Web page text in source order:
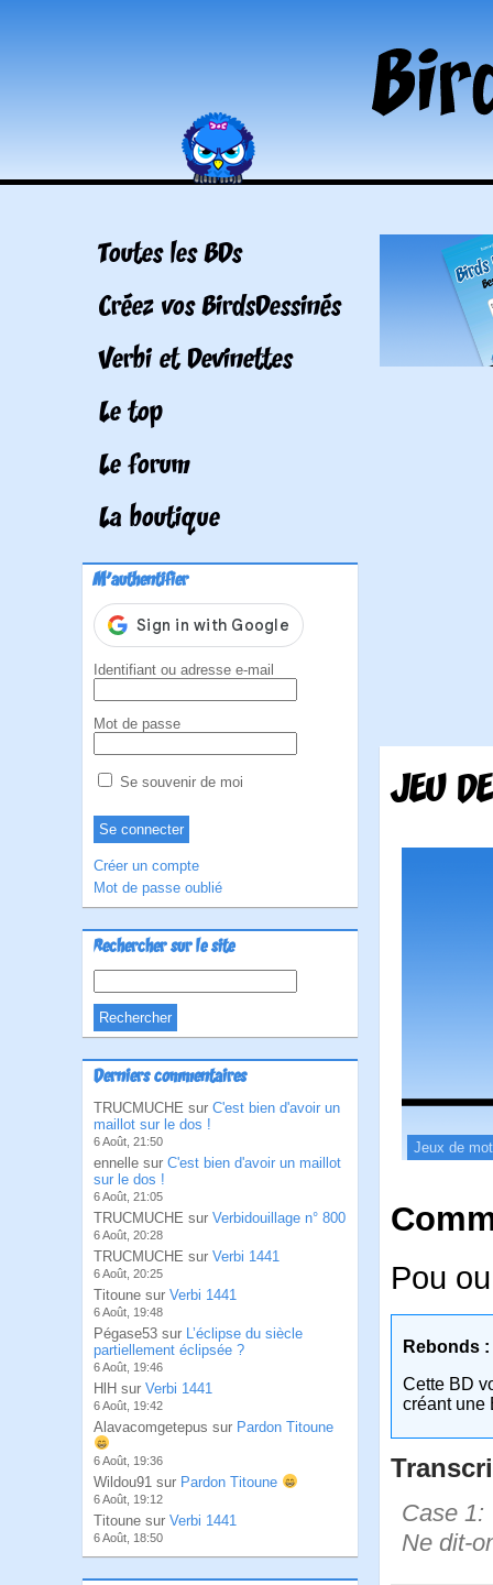
Toutes les BDs
Créez vos BirdsDessinés
Verbi et Devinettes
Le top
Le forum
La boutique
M'authentifier
Identifiant ou adresse e-mail
Mot de passe
Se souvenir de moi
Créer un compte
Mot de passe oublié
Rechercher sur le site
Derniers commentaires
TRUCMUCHE sur C'est bien d'avoir un
maillot sur le dos !
6 Août, 21:50
ennelle sur C'est bien d'avoir un maillot
sur le dos !
6 Août, 21:05
TRUCMUCHE sur Verbidouillage n° 800
6 Août, 20:28
TRUCMUCHE sur Verbi 1441
6 Août, 20:25
Titoune sur Verbi 1441
6 Août, 19:48
Pégase53 sur L’éclipse du siècle
partiellement éclipsée ?
6 Août, 19:46
HlH sur Verbi 1441
6 Août, 19:42
Alavacomgetepus sur Pardon Titoune
6 Août, 19:36
Wildou91 sur Pardon Titoune
6 Août, 19:12
Titoune sur Verbi 1441
6 Août, 18:50
JEU
Jeux de
Pou
Rebonds :
Cette BD
créant une
Case 1:
Ne dit-